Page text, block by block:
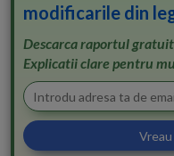
modificarile din
Descarca raportul gratuit
Explicatii clare pentru